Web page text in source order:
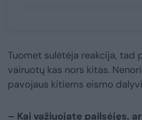
Tuomet sulėtėja reakcija, tad
vairuotų kas nors kitas.
pavojaus kitiems eismo
– Kai važiuojate pailsėjęs,